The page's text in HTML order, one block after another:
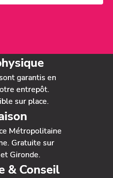
garantis en
entrepôt.
sur place.
Métropolitaine
Gratuite sur
Gironde.
& Conseil